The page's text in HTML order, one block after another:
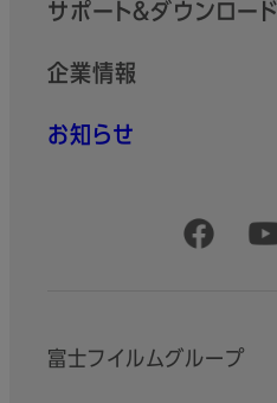
サポート＆ダウンロード
企業情報
お知らせ
公式SNSアカウント
富士フイルムグループ